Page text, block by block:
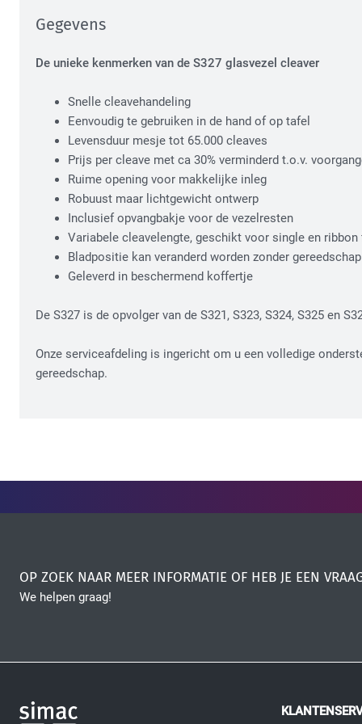
Gegevens
De unieke kenmerken van de S327 glasvezel cleaver
Snelle cleavehandeling
Eenvoudig te gebruiken in de hand of op tafel
Levensduur mesje tot 65.000 cleaves
Prijs per cleave met ca 30% verminderd t.o.v.
Ruime opening voor makkelijke inleg
Robuust maar lichtgewicht ontwerp
Inclusief opvangbakje voor de vezelresten
Variabele cleavelengte, geschikt voor single en ribbon
Bladpositie kan veranderd worden zonder
Geleverd in beschermend koffertje
De S327 is de opvolger van de S321, S323, S324, S325 en
Onze serviceafdeling is ingericht om u een volledige
gereedschap.
OP ZOEK NAAR MEER INFORMATIE OF HEB JE EEN
We helpen graag!